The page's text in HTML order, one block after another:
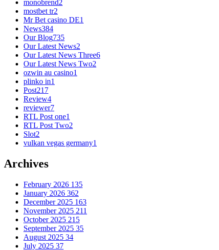
monobrend2
mostbet tr2
Mr Bet casino DE1
News384
Our Blog735
Our Latest News2
Our Latest News Three6
Our Latest News Two2
ozwin au casino1
plinko in1
Post217
Review4
reviewer7
RTL Post one1
RTL Post Two2
Slot2
vulkan vegas germany1
Archives
February 2026 135
January 2026 362
December 2025 163
November 2025 211
October 2025 215
September 2025 35
August 2025 34
July 2025 37